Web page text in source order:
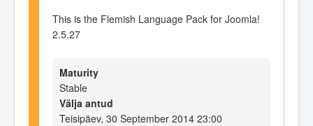
This is the Flemish Language Pack for Joomla!
2.5.27
Maturity
Stable
Välja antud
Teisipäev, 30 September 2014 23:00